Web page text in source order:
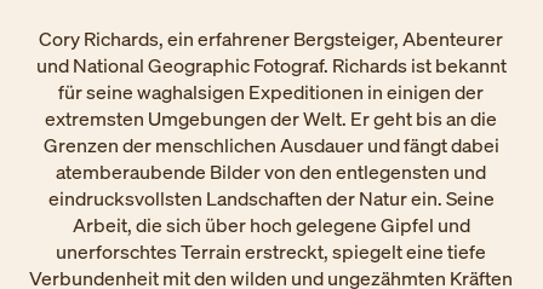
Cory Richards, ein erfahrener Bergsteiger, Abenteurer
und National Geographic Fotograf. Richards ist bekannt
für seine waghalsigen Expeditionen in einigen der
extremsten Umgebungen der Welt. Er geht bis an die
Grenzen der menschlichen Ausdauer und fängt dabei
atemberaubende Bilder von den entlegensten und
eindrucksvollsten Landschaften der Natur ein. Seine
Arbeit, die sich über hoch gelegene Gipfel und
unerforschtes Terrain erstreckt, spiegelt eine tiefe
Verbundenheit mit den wilden und ungezähmten Kräften